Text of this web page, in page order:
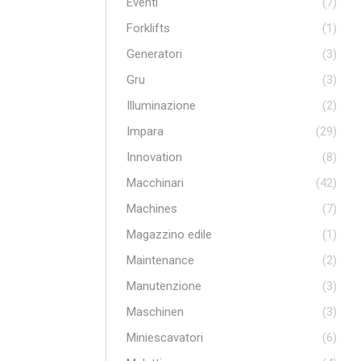
Forklifts
(1)
Generatori
(3)
Gru
(3)
Illuminazione
(2)
Impara
(29)
Innovation
(8)
Macchinari
(42)
Machines
(7)
Magazzino edile
(1)
Maintenance
(2)
Manutenzione
(3)
Maschinen
(3)
Miniescavatori
(6)